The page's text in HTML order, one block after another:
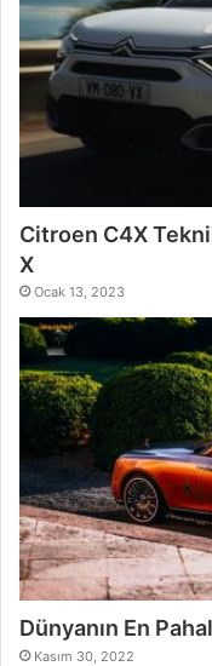
Citroen C4X
X
Ocak 13, 2023
Dünyanın En
Kasım 30, 2022